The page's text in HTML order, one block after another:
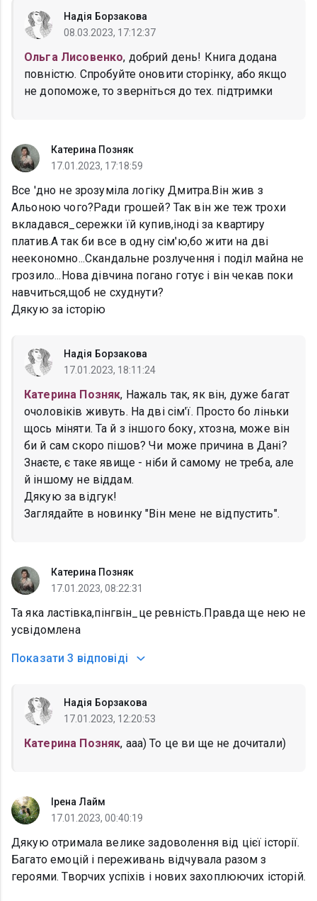
Надія Борзакова
08.03.2023, 17:12:37
Ольга Лисовенко, добрий день! Книга додана
повністю. Спробуйте оновити сторінку, або якщо
не допоможе, то зверніться до тех. підтримки
Катерина Позняк
17.01.2023, 17:18:59
Все 'дно не зрозуміла логіку Дмитра.Він жив з
Альоною чого?Ради грошей? Так він же теж трохи
вкладався_сережки їй купив,іноді за квартиру
платив.А так би все в одну сім'ю,бо жити на дві
неекономно...Скандальне розлучення і поділ майна не
грозило...Нова дівчина погано готує і він чекав поки
навчиться,щоб не схуднути?
Дякую за історію
Надія Борзакова
17.01.2023, 18:11:24
Катерина Позняк, Нажаль так, як він, дуже багат
очоловіків живуть. На дві сім'ї. Просто бо ліньки
щось міняти. Та й з іншого боку, хтозна, може він
би й сам скоро пішов? Чи може причина в Дані?
Знаєте, є таке явище - ніби й самому не треба, але
й іншому не віддам.
Дякую за відгук!
Заглядайте в новинку "Він мене не відпустить".
Катерина Позняк
17.01.2023, 08:22:31
Та яка ластівка,пінгвін_це ревність.Правда ще нею не
усвідомлена
Показати 3 відповіді
Надія Борзакова
17.01.2023, 12:20:53
Катерина Позняк, ааа) То це ви ще не дочитали)
Ірена Лайм
17.01.2023, 00:40:19
Дякую отримала велике задоволення від цієї історії.
Багато емоцій і переживань відчувала разом з
героями. Творчих успіхів і нових захоплюючих історій.